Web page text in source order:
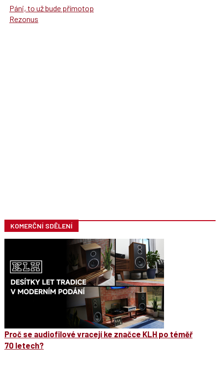
Páni, to už bude přímotop
Rezonus
KOMERČNÍ SDĚLENÍ
Proč se audiofilové vracejí ke značce KLH po téměř
70 letech?